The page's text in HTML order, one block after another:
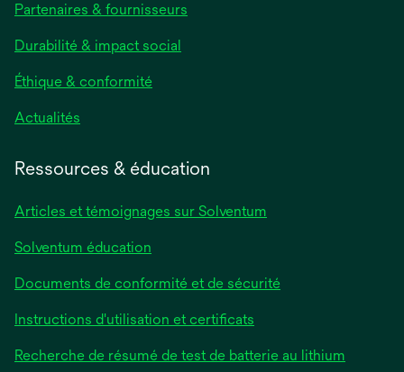
un
nouvel
onglet
Partenaires & fournisseurs
Durabilité & impact social
Éthique & conformité
Actualités
onglet
Ressources & éducation
Articles et témoignages sur Solventum
Solventum éducation
Documents de conformité et de sécurité
Instructions d'utilisation et certificats
un
Recherche de résumé de test de batterie au lithium